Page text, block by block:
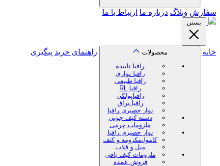
سفارش وبلاگ درباره ما ارتباط با ما
بستن
خانه
محصولات
رافیا تابیده
رافیا نواری
رافیا طبیعی
رافیا RL
رافیاپولکی
رافیا براق
نوار حصیری رافیا
دسته کیف چوبی
ملزومات چرمی
نوار حصیری رافیا
کاموا،مکرومه و کنف
میل و قلاب
ملزومات کیف بافی
فروش عمده
راهنمای خرید پیگیری